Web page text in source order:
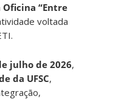
Oficina “Entre
voltada
julho de 2026,
da UFSC,